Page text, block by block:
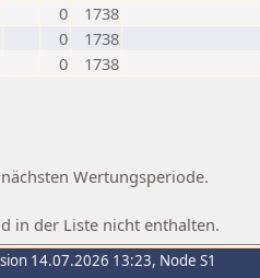
0
1738
0
1738
0
1738
Wertungsperiode.
in der Liste nicht enthalten.
14.07.2026 13:23, Node S1